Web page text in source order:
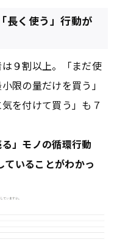
長く使う」行動が
は９割以上。「まだ使
限の量だけを買う」
を付けて買う」も７
」モノの循環行動
いることがわかっ